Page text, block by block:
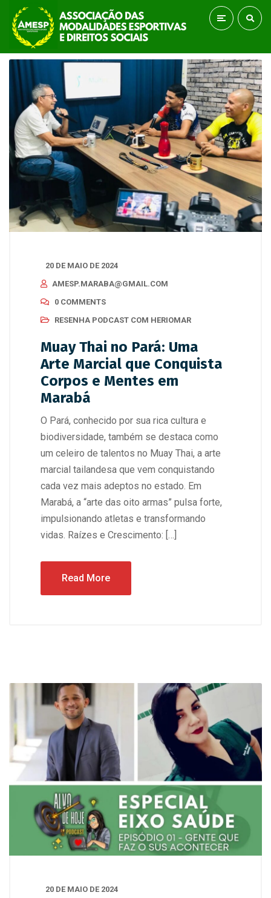
20 DE MAIO DE 2024
AMESP.MARABA@GMAIL.COM
0 COMMENTS
RESENHA PODCAST COM HERIOMAR
Muay Thai no Pará: Uma
Arte Marcial que Conquista
Corpos e Mentes em
Marabá
O Pará, conhecido por sua rica cultura e
biodiversidade, também se destaca como
um celeiro de talentos no Muay Thai, a arte
marcial tailandesa que vem conquistando
cada vez mais adeptos no estado. Em
Marabá, a “arte das oito armas” pulsa forte,
impulsionando atletas e transformando
vidas. Raízes e Crescimento: […]
Read More
20 DE MAIO DE 2024